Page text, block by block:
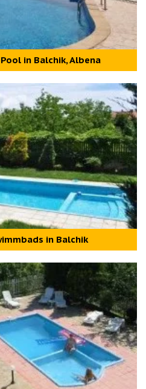
in Balchik, Albena
in Balchik